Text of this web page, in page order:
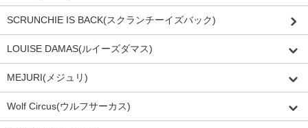
SCRUNCHIE IS BACK(スクランチーイズバック)
LOUISE DAMAS(ルイーズダマス)
MEJURI(メジュリ)
Wolf Circus(ウルフサーカス)